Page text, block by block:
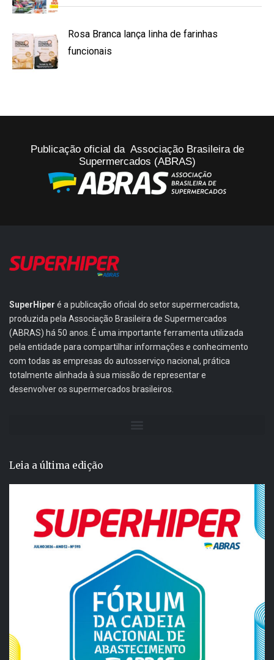
Rosa Branca lança linha de farinhas
funcionais
Publicação oficial da Associação Brasileira de
Supermercados (ABRAS)
SuperHiper é a publicação oficial do setor supermercadista,
produzida pela Associação Brasileira de Supermercados
(ABRAS) há 50 anos. É uma importante ferramenta utilizada
pela entidade para compartilhar informações e conhecimento
com todas as empresas do autosserviço nacional, prática
totalmente alinhada à sua missão de representar e
desenvolver os supermercados brasileiros.
Leia a última edição